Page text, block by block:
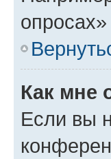
опросах»
Как мне
Если вы